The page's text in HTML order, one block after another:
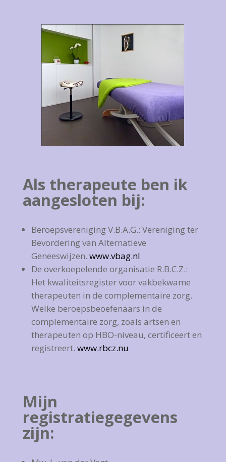
Als therapeute ben ik
aangesloten bij:
Beroepsvereniging V.B.A.G.: Vereniging ter
Bevordering van Alternatieve
Geneeswijzen. www.vbag.nl
De overkoepelende organisatie R.B.C.Z.:
Het kwaliteitsregister voor vakbekwame
therapeuten in de complementaire zorg.
Welke beroepsbeoefenaars in de
complementaire zorg, zoals artsen en
therapeuten op HBO-niveau, certificeert en
registreert. www.rbcz.nu
Mijn
registratiegegevens
zijn: